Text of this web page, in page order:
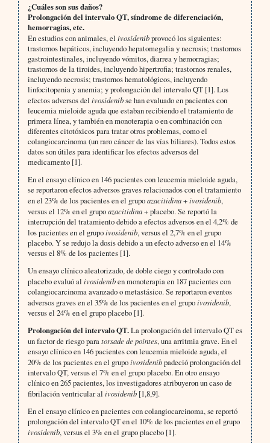
¿Cuáles son sus daños?
Prolongación del intervalo QT, síndrome de diferenciación,
hemorragias, etc.
En estudios con animales, el ivosidenibprovocó los siguientes:
trastornos hepáticos, incluyendo hepatomegalia y necrosis; trastornos
gastrointestinales, incluyendo vómitos, diarrea y hemorragias;
trastornos de la tiroides, incluyendo hipertrofia; trastornos renales,
incluyendo necrosis; trastornos hematológicos, incluyendo
linfocitopenia y anemia; y prolongación del intervalo QT [1]. Los
efectos adversos del ivosidenibse han evaluado en pacientes con
leucemia mieloide aguda que estaban recibiendo el tratamiento de
primera línea, y también en monoterapia o en combinación con
diferentes citotóxicos para tratar otros problemas, como el
colangiocarcinoma (un raro cáncer de las vías biliares). Todos estos
datos son útiles para identificar los efectos adversos del
medicamento [1].
En el ensayo clínico en 146 pacientes con leucemia mieloide aguda,
se reportaron efectos adversos graves relacionados con el tratamiento
en el 23% de los pacientes en el grupoazacitidina+ivosidenib,
versus el 12% en el grupoazacitidina+ placebo. Se reportó la
interrupción del tratamiento debido a efectos adversos en el 4,2% de
los pacientes en el grupoivosidenib, versus el 2,7% en el grupo
placebo. Y se redujo la dosis debido a un efecto adverso en el 14%
versus el 8% de los pacientes [1].
Un ensayo clínico aleatorizado, de doble ciego y controlado con
placebo evaluó al ivosideniben monoterapia en 187 pacientes con
colangiocarcinoma avanzado o metastásico. Se reportaron eventos
adversos graves en el 35% de los pacientes en el grupoivosidenib,
versus el 24% en el grupo placebo [1].
Prolongación del intervalo QT.La prolongación del intervalo QT es
un factor de riesgo paratorsade de pointes, una arritmia grave. En el
ensayo clínico en 146 pacientes con leucemia mieloide aguda, el
20% de los pacientes en el grupoivosidenibpadeció prolongación del
intervalo QT, versus el 7% en el grupo placebo. En otro ensayo
clínico en 265 pacientes, los investigadores atribuyeron un caso de
fibrilación ventricular al ivosidenib[1,8,9].
En el ensayo clínico en pacientes con colangiocarcinoma, se reportó
prolongación del intervalo QT en el 10% de los pacientes en el grupo
ivosidenib, versus el 3% en el grupo placebo [1].